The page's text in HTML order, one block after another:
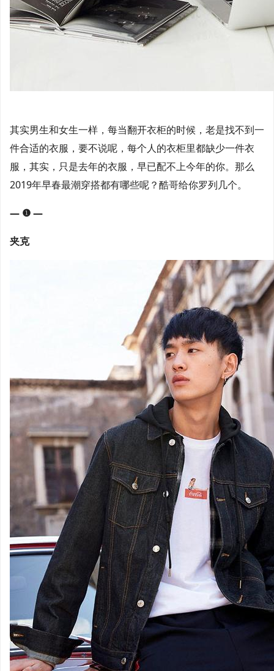
其实男生和女生一样，每当翻开衣柜的时候，老是找不到一
件合适的衣服，要不说呢，每个人的衣柜里都缺少一件衣
服，其实，只是去年的衣服，早已配不上今年的你。那么
2019年早春最潮穿搭都有哪些呢？酷哥给你罗列几个。
— ❶ —
夹克